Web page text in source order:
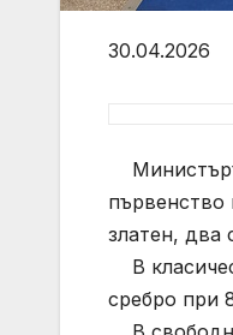
30.04.2026
първенство
златен, два
В
сребро при